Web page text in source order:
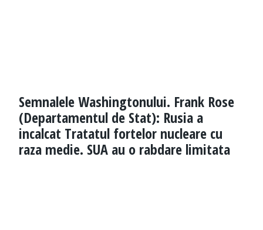
Semnalele Washingtonului. Frank Rose
(Departamentul de Stat): Rusia a
incalcat Tratatul fortelor nucleare cu
raza medie. SUA au o rabdare limitata